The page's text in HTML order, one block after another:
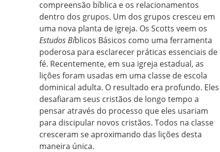
compreensão bíblica e os relacionamentos
dentro dos grupos. Um dos grupos cresceu em
uma nova planta de igreja. Os Scotts veem os
Estudos Bíblicos Básicos como uma ferramenta
poderosa para esclarecer práticas essenciais de
fé. Recentemente, em sua igreja estadual, as
lições foram usadas em uma classe de escola
dominical adulta. O resultado era profundo. Eles
desafiaram seus cristãos de longo tempo a
pensar através do processo que eles usariam
para discipular novos cristãos. Todos na classe
cresceram se aproximando das lições desta
maneira única.